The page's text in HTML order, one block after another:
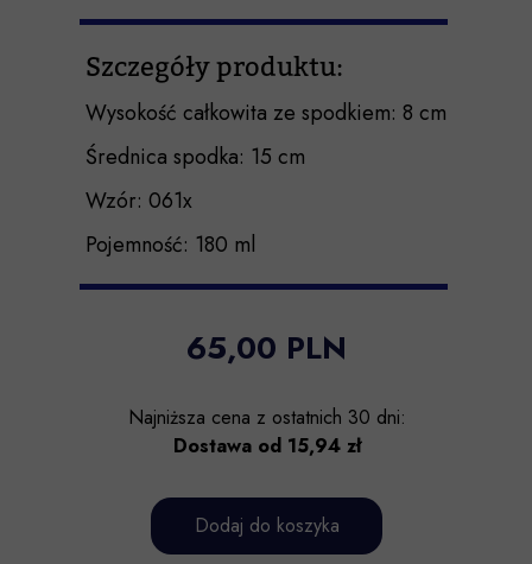
Dodaj do koszyka
Szczegóły produktu:
Wysokość całkowita ze spodkiem: 8 cm
Średnica spodka: 15 cm
Wzór: 061x
Pojemność: 180 ml
65,00 PLN
Najniższa cena z ostatnich 30 dni:
Dostawa od 15,94 zł